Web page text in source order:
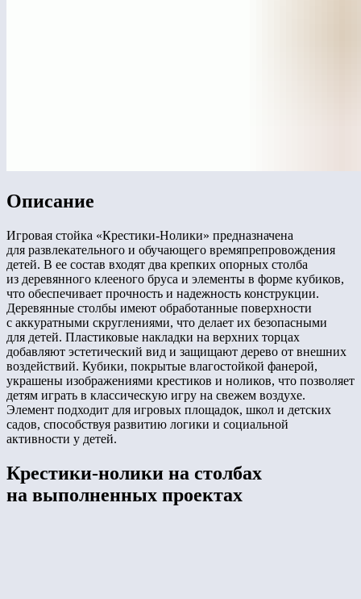
Описание
Игровая стойка «Крестики-Нолики» предназначена
для развлекательного и обучающего времяпрепровождения
детей. В ее состав входят два крепких опорных столба
из деревянного клееного бруса и элементы в форме кубиков,
что обеспечивает прочность и надежность конструкции.
Деревянные столбы имеют обработанные поверхности
с аккуратными скруглениями, что делает их безопасными
для детей. Пластиковые накладки на верхних торцах
добавляют эстетический вид и защищают дерево от внешних
воздействий. Кубики, покрытые влагостойкой фанерой,
украшены изображениями крестиков и ноликов, что позволяет
детям играть в классическую игру на свежем воздухе.
Элемент подходит для игровых площадок, школ и детских
садов, способствуя развитию логики и социальной
активности у детей.
Крестики-нолики на столбах
на выполненных проектах